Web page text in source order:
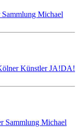
Michael
Künstler JA!DA!
Sammlung Michael